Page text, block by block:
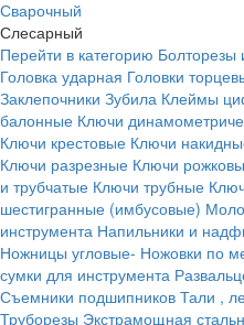
Сварочный
Слесарный
Перейти в категорию
Головка ударная Головки
Заклепочники Зубила Клеймы
балонные Ключи
Ключи крестовые Ключи
Ключи разрезные Ключи
и трубчатые Ключи трубные
шестигранные (имбусовые)
инструмента Напильники и
Ножницы угловые- Ножовки по
сумки для инструмента
Съемники подшипников Тали ,
Труборезы Экстрамощная